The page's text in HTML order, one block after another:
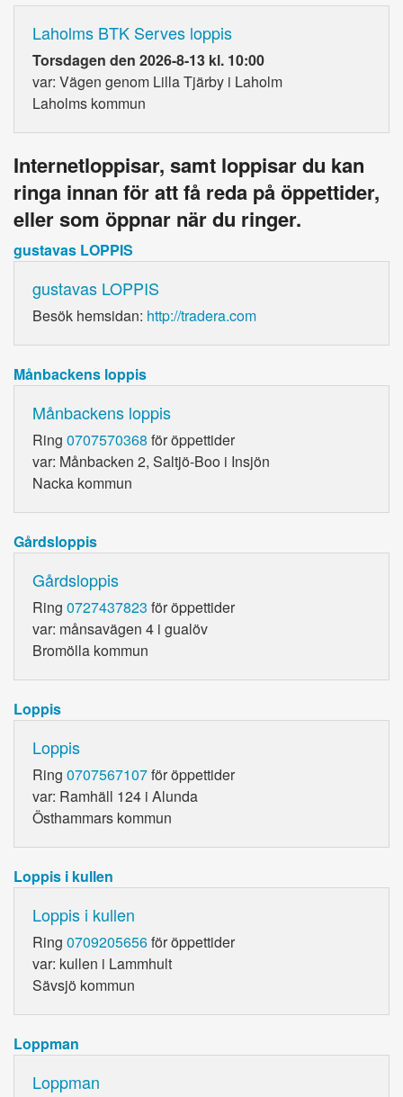
Laholms BTK Serves loppis
Torsdagen den 2026-8-13 kl. 10:00
var: Vägen genom Lilla Tjärby i Laholm
Laholms kommun
Internetloppisar, samt loppisar du kan
ringa innan för att få reda på öppettider,
eller som öppnar när du ringer.
gustavas LOPPIS
gustavas LOPPIS
Besök hemsidan: http://tradera.com
Månbackens loppis
Månbackens loppis
Ring 0707570368 för öppettider
var: Månbacken 2, Saltjö-Boo i Insjön
Nacka kommun
Gårdsloppis
Gårdsloppis
Ring 0727437823 för öppettider
var: månsavägen 4 i gualöv
Bromölla kommun
Loppis
Loppis
Ring 0707567107för öppettider
var: Ramhäll 124 i Alunda
Östhammars kommun
Loppis i kullen
Loppis i kullen
Ring 0709205656för öppettider
var: kullen i Lammhult
Sävsjö kommun
Loppman
Loppman